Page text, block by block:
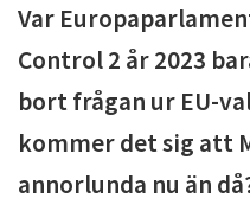
Var
Control 2 år 2023
bort frågan ur EU-
kommer det sig att
annorlunda nu än